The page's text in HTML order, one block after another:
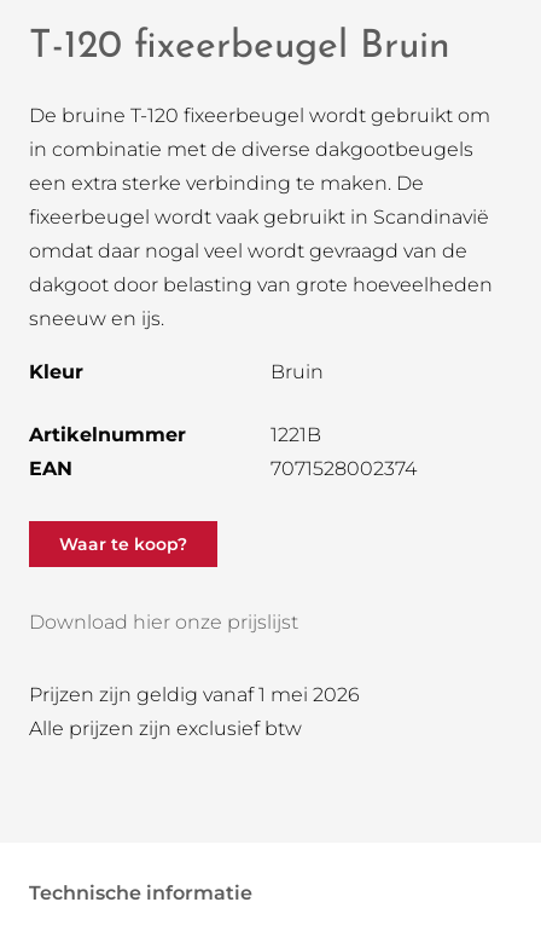
T-120 fixeerbeugel Bruin
De bruine T-120 fixeerbeugel wordt gebruikt om
in combinatie met de diverse dakgootbeugels
een extra sterke verbinding te maken. De
fixeerbeugel wordt vaak gebruikt in Scandinavië
omdat daar nogal veel wordt gevraagd van de
dakgoot door belasting van grote hoeveelheden
sneeuw en ijs.
Kleur Bruin
Artikelnummer
1221B
EAN
7071528002374
Waar te koop?
Download hier onze prijslijst
Prijzen zijn geldig vanaf 1 mei 2026
Alle prijzen zijn exclusief btw
Technische informatie